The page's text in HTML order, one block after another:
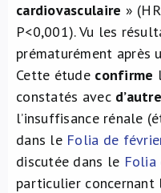
cardiovasculaire »
P<0,001). Vu les
prématurément après
Cette étude confirme
constatés avec
l’insuffisance rénale
dans le Folia de
discutée dans le Folia
particulier concernant